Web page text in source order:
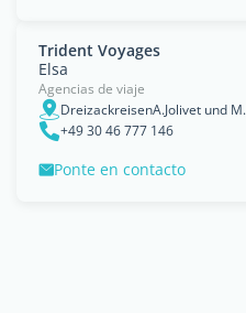
Trident Voyages
Elsa
Agencias de viaje
DreizackreisenA.Jolivet und
+49 30 46 777 146
Ponte en contacto